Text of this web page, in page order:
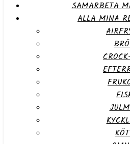
SAMARBETA
ALLA MINA